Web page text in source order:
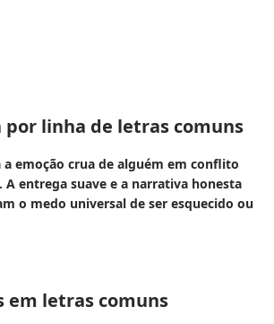
por linha de letras comuns
a emoção crua de alguém em conflito
entrega suave e a narrativa honesta
o medo universal de ser esquecido ou
em letras comuns